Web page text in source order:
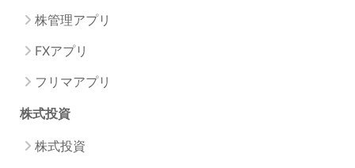
株管理アプリ
FXアプリ
フリマアプリ
株式投資
株式投資